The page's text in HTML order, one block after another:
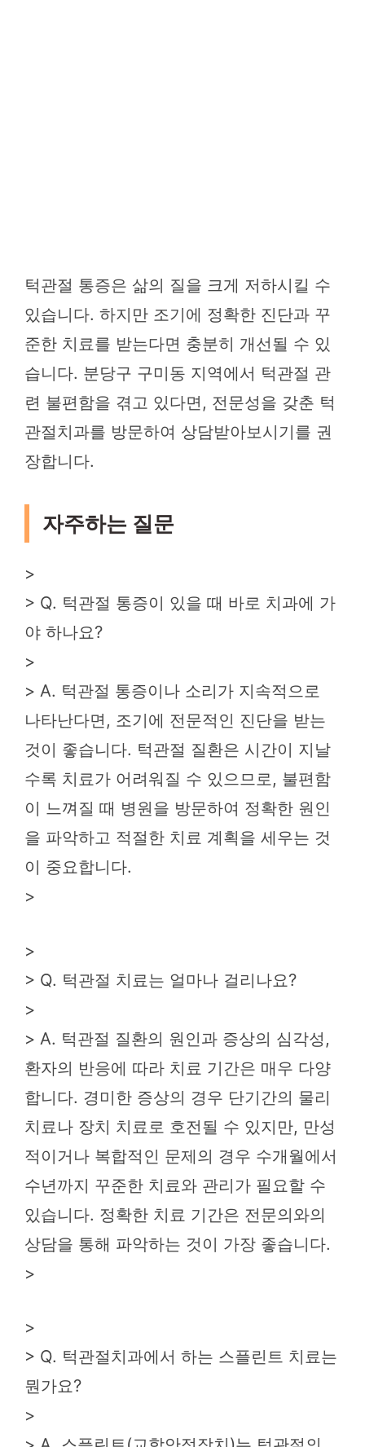
턱관절 통증은 삶의 질을 크게 저하시킬 수
있습니다. 하지만 조기에 정확한 진단과 꾸
준한 치료를 받는다면 충분히 개선될 수 있
습니다. 분당구 구미동 지역에서 턱관절 관
련 불편함을 겪고 있다면, 전문성을 갖춘 턱
관절치과를 방문하여 상담받아보시기를 권
장합니다.
자주하는 질문
>
> Q. 턱관절 통증이 있을 때 바로 치과에 가
야 하나요?
>
> A. 턱관절 통증이나 소리가 지속적으로
나타난다면, 조기에 전문적인 진단을 받는
것이 좋습니다. 턱관절 질환은 시간이 지날
수록 치료가 어려워질 수 있으므로, 불편함
이 느껴질 때 병원을 방문하여 정확한 원인
을 파악하고 적절한 치료 계획을 세우는 것
이 중요합니다.
>
>
> Q. 턱관절 치료는 얼마나 걸리나요?
>
> A. 턱관절 질환의 원인과 증상의 심각성,
환자의 반응에 따라 치료 기간은 매우 다양
합니다. 경미한 증상의 경우 단기간의 물리
치료나 장치 치료로 호전될 수 있지만, 만성
적이거나 복합적인 문제의 경우 수개월에서
수년까지 꾸준한 치료와 관리가 필요할 수
있습니다. 정확한 치료 기간은 전문의와의
상담을 통해 파악하는 것이 가장 좋습니다.
>
>
> Q. 턱관절치과에서 하는 스플린트 치료는
뭔가요?
>